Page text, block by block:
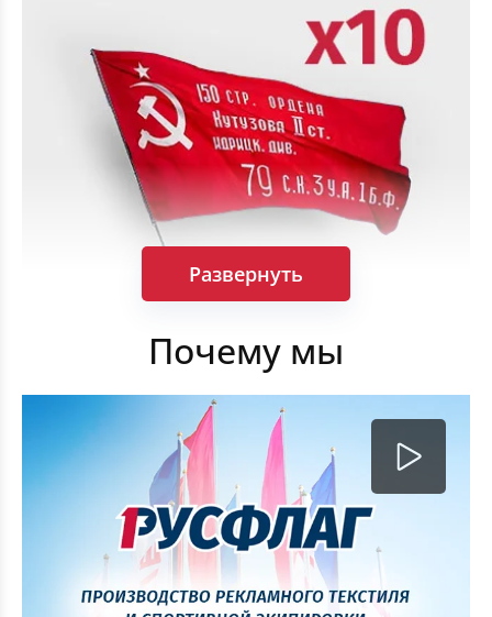
Комплект Флагов Победы 90×135см 10 штук
Развернуть
Почему мы